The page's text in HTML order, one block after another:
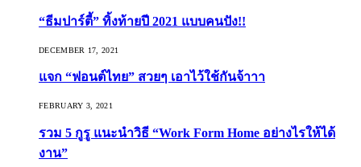
“ธีมปาร์ตี้” ทิ้งท้ายปี 2021 แบบคนปัง!!
DECEMBER 17, 2021
แจก “ฟอนต์ไทย” สวยๆ เอาไว้ใช้กันจ้าาา
FEBRUARY 3, 2021
รวม 5 กูรู แนะนำวิธี “Work Form Home อย่างไรให้ได้
งาน”